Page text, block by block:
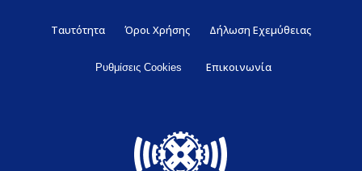
Ταυτότητα Όροι Χρήσης Δήλωση Εχεμύθειας
Ρυθμίσεις Cookies Επικοινωνία